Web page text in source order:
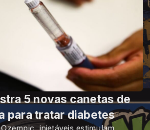
5 novas canetas de
para tratar diabetes
injetáveis estimulam